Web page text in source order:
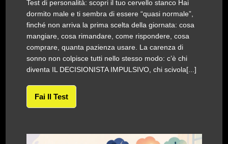
Test di personalità: scopri il tuo cervello stanco Hai
dormito male e ti sembra di essere “quasi normale”,
finché non arriva la prima scelta della giornata: cosa
mangiare, cosa rimandare, come rispondere, cosa
comprare, quanta pazienza usare. La carenza di
sonno non colpisce tutti nello stesso modo: c’è chi
diventa IL DECISIONISTA IMPULSIVO, chi scivola[...]
Fai Il Test